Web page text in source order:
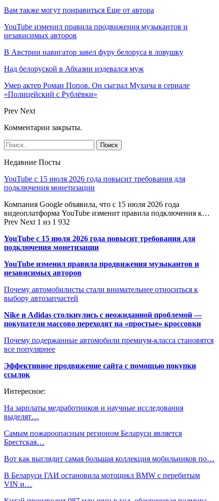
Вам также могут понравиться Еще от автора
YouTube изменил правила продвижения музыкантов и
независимых авторов
В Австрии навигатор завел фуру белоруса в ловушку
Над белоруской в Абхазии издевался муж
Умер актер Роман Попов. Он сыграл Мухича в сериале
«Полицейский с Рублёвки»
Prev Next
Комментарии закрыты.
Недавние Посты
YouTube с 15 июля 2026 года повысит требования для
подключения монетизации
Компания Google объявила, что с 15 июля 2026 года
видеоплатформа YouTube изменит правила подключения к…
Prev Next 1 из 1 932
YouTube с 15 июля 2026 года повысит требования для
подключения монетизации
YouTube изменил правила продвижения музыкантов и
независимых авторов
Почему автомобилисты стали внимательнее относиться к
выбору автозапчастей
Nike и Adidas столкнулись с неожиданной проблемой —
покупатели массово переходят на «простые» кроссовки
Почему подержанные автомобили премиум-класса становятся
все популярнее
Эффективное продвижение сайта с помощью покупки
ссылок
Интересное:
На зарплаты медработников и научные исследования
выделят…
Самым пожароопасным регионом Беларуси является
Брестская…
Вот как выглядит самая большая коллекция мобильников по…
В Беларуси ГАИ остановила мотоцикл BMW с перебитым
VIN и…